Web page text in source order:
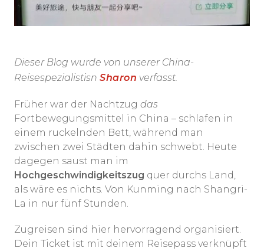
Dieser Blog wurde von unserer China-
Reisespezialistisn Sharon verfasst.
Früher war der Nachtzug das
Fortbewegungsmittel in China – schlafen in
einem ruckelnden Bett, während man
zwischen zwei Städten dahin schwebt. Heute
dagegen saust man im
Hochgeschwindigkeitszug quer durchs Land,
als wäre es nichts. Von Kunming nach Shangri-
La in nur fünf Stunden.
Zugreisen sind hier hervorragend organisiert.
Dein Ticket ist mit deinem Reisepass verknüpft